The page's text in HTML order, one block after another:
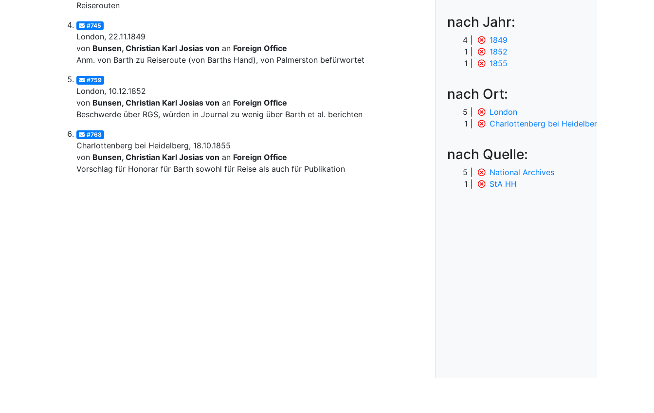
Reiserouten
#745
London, 22.11.1849
von Bunsen, Christian Karl Josias von an Foreign Office
Anm. von Barth zu Reiseroute (von Barths Hand), von Palmerston befürwortet
#759
London, 10.12.1852
von Bunsen, Christian Karl Josias von an Foreign Office
Beschwerde über RGS, würden in Journal zu wenig über Barth et al. berichten
#768
Charlottenberg bei Heidelberg, 18.10.1855
von Bunsen, Christian Karl Josias von an Foreign Office
Vorschlag für Honorar für Barth sowohl für Reise als auch für Publikation
nach Jahr:
4
1849
1
1852
1
1855
nach Ort:
5
London
1
Charlottenberg bei Heidelberg
nach Quelle:
5
National Archives
1
StA HH